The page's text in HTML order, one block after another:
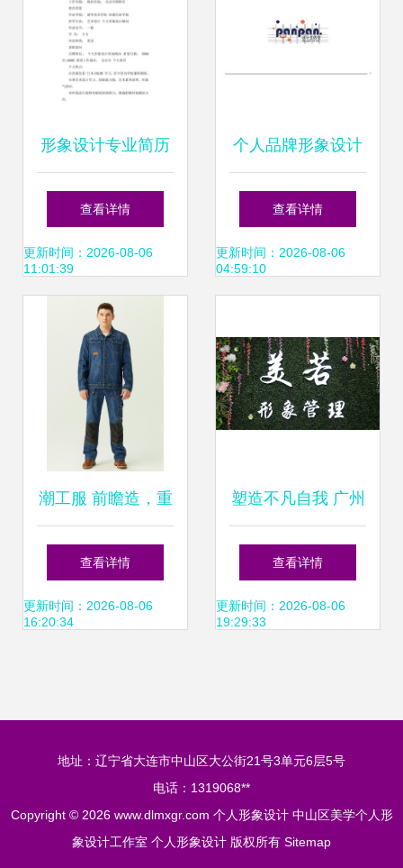
形象设计专业简历
展现个人风格的视
觉名片
查看详情
更新时间：2026-08-06
11:01:39
个人品牌形象设计
打造专属你的独特
名片
查看详情
更新时间：2026-08-06
04:59:10
潮工服 前瞻造，重
塑个人形象设计的
职场新势力
查看详情
更新时间：2026-08-06
16:20:34
塑造不凡自我 广州
美若形象管理的个
人形象设计之旅
查看详情
更新时间：2026-08-06
19:29:33
地址：辽宁省大连市中山区大公街21号3单元6层5号
电话：1319068**
Copyright © 2026 www.dlmxgr.com 个人形象设计 中山区美学个人形
象设计工作室 个人形象设计 版权所有 Sitemap